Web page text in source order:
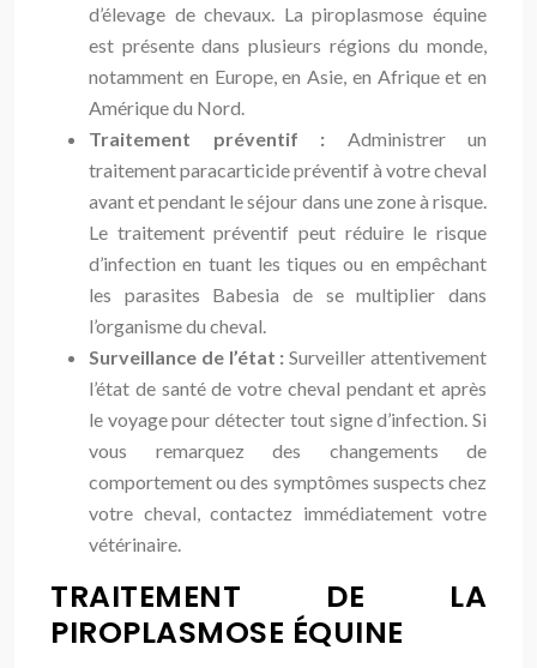
d’élevage de chevaux. La piroplasmose équine
est présente dans plusieurs régions du monde,
notamment en Europe, en Asie, en Afrique et en
Amérique du Nord.
Traitement préventif : Administrer un
traitement paracarticide préventif à votre cheval
avant et pendant le séjour dans une zone à risque.
Le traitement préventif peut réduire le risque
d’infection en tuant les tiques ou en empêchant
les parasites Babesia de se multiplier dans
l’organisme du cheval.
Surveillance de l’état :Surveiller attentivement
l’état de santé de votre cheval pendant et après
le voyage pour détecter tout signe d’infection. Si
vous remarquez des changements de
comportement ou des symptômes suspects chez
votre cheval, contactez immédiatement votre
vétérinaire.
TRAITEMENT DE LA
PIROPLASMOSE ÉQUINE